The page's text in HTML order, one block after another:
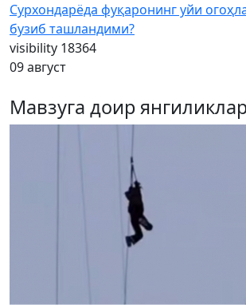
Сурхондарёда фуқаронинг уйи
бузиб ташландими?
visibility 18364
09 август
Мавзуга доир